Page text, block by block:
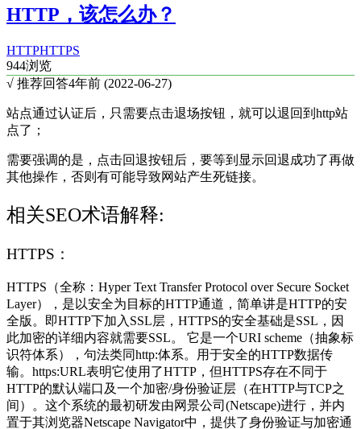
HTTP，该怎么办？
HTTPHTTPS
944浏览
√ 推荐回答4年前 (2022-06-27)
站点通过认证后，只需要点击退场按钮，就可以退回到http站
点了；
需要强调的是，点击回退按钮后，要等到显示回退成功了再做
其他操作，否则有可能导致网站产生死链接。
相关SEO术语解释:
HTTPS：
HTTPS（全称：Hyper Text Transfer Protocol over Secure Socket
Layer），是以安全为目标的HTTP通道，简单讲是HTTP的安
全版。即HTTP下加入SSL层，HTTPS的安全基础是SSL，因
此加密的详细内容就需要SSL。 它是一个URI scheme（抽象标
识符体系），句法类同http:体系。用于安全的HTTP数据传
输。https:URL表明它使用了HTTP，但HTTPS存在不同于
HTTP的默认端口及一个加密/身份验证层（在HTTP与TCP之
间）。这个系统的最初研发由网景公司(Netscape)进行，并内
置于其浏览器Netscape Navigator中，提供了身份验证与加密通